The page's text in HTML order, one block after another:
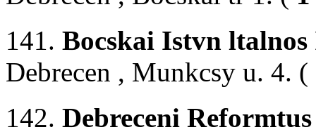
141. Bocskai Istvn ltalnos
Debrecen , Munkcsy u. 4. (
142. Debreceni